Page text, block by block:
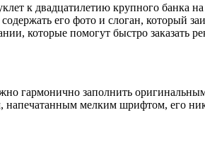
к двадцатилетию крупного банка
его фото и слоган, который
которые помогут быстро заказать
гармонично заполнить
мелким шрифтом, его